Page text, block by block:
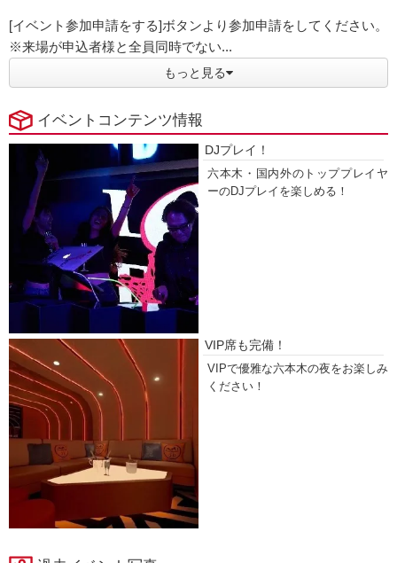
[イベント参加申請をする]ボタンより参加申請をしてください。
※来場が申込者様と全員同時でない...
もっと見る
イベントコンテンツ情報
DJプレイ！
六本木・国内外のトッププレイヤ
ーのDJプレイを楽しめる！
VIP席も完備！
VIPで優雅な六本木の夜をお楽しみ
ください！